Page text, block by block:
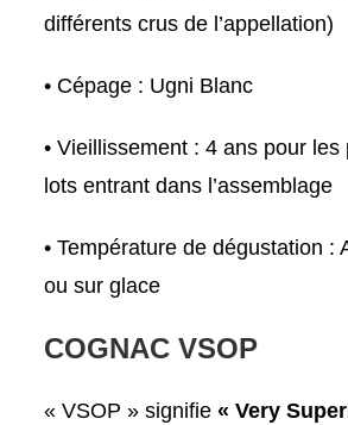
différents crus de l’appellation)
• Cépage : Ugni Blanc
• Vieillissement : 4 ans pour les
lots entrant dans l’assemblage
• Température de dégustation :
ou sur glace
COGNAC VSOP
« VSOP » signifie« Very